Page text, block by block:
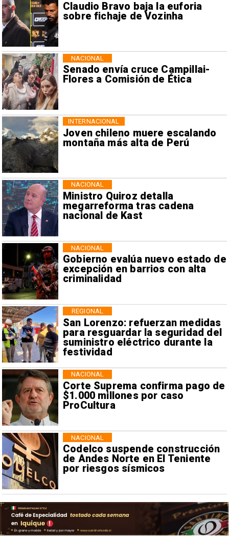
Claudio Bravo baja la euforia
sobre fichaje de Vozinha
Senado envía cruce Campillai-
Flores a Comisión de Ética
NACIONAL
Joven chileno muere escalando
montaña más alta de Perú
INTERNACIONAL
Ministro Quiroz detalla
megarreforma tras cadena
nacional de Kast
NACIONAL
Gobierno evalúa nuevo estado de
excepción en barrios con alta
criminalidad
NACIONAL
San Lorenzo: refuerzan medidas
para resguardar la seguridad del
suministro eléctrico durante la
festividad
REGIONAL
Corte Suprema confirma pago de
$1.000 millones por caso
ProCultura
NACIONAL
Codelco suspende construcción
de Andes Norte en El Teniente
por riesgos sísmicos
NACIONAL